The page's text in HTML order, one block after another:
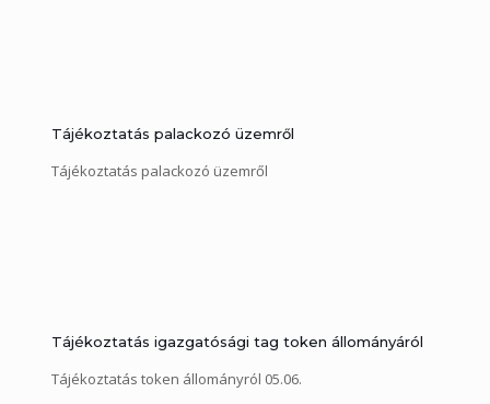
Tájékoztatás palackozó üzemről
Tájékoztatás palackozó üzemről
Tájékoztatás igazgatósági tag token állományáról
Tájékoztatás token állományról 05.06.